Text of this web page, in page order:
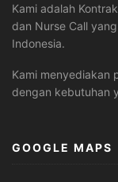
Kami adalah
dan Nurse Call
Indonesia.
Kami menyediakan
dengan kebutuhan
GOOGLE MAPS